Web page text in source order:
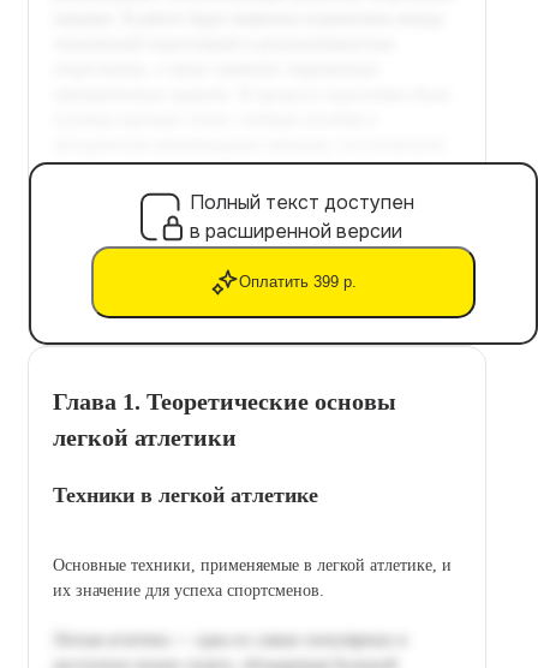
Полный текст доступен
в расширенной версии
Оплатить 399 р.
Глава 1. Теоретические основы
легкой атлетики
Техники в легкой атлетике
Основные техники, применяемые в легкой атлетике, и
их значение для успеха спортсменов.